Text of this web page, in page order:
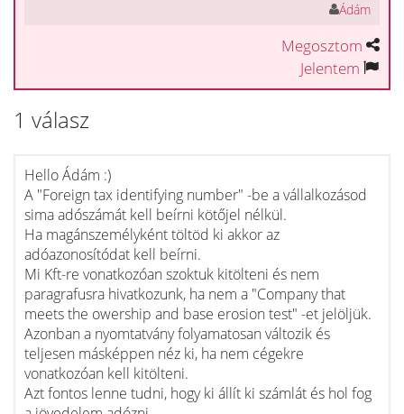
Ádám
Megosztom
Jelentem
1 válasz
Hello Ádám :)
A "Foreign tax identifying number" -be a vállalkozásod
sima adószámát kell beírni kötőjel nélkül.
Ha magánszemélyként töltöd ki akkor az
adóazonosítódat kell beírni.
Mi Kft-re vonatkozóan szoktuk kitölteni és nem
paragrafusra hivatkozunk, ha nem a "Company that
meets the owership and base erosion test" -et jelöljük.
Azonban a nyomtatvány folyamatosan változik és
teljesen másképpen néz ki, ha nem cégekre
vonatkozóan kell kitölteni.
Azt fontos lenne tudni, hogy ki állít ki számlát és hol fog